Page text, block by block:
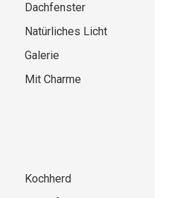
Dachfenster
Natürliches Licht
Galerie
Mit Charme
Kochherd